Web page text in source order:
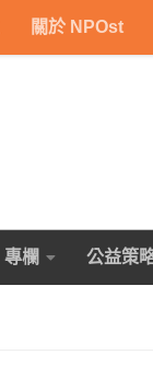
關於 NPOst
專欄 公益策